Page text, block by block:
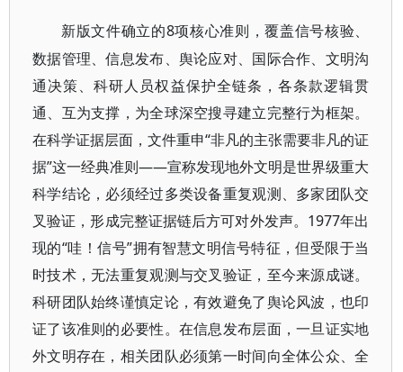
新版文件确立的8项核心准则，覆盖信号核验、
数据管理、信息发布、舆论应对、国际合作、文明沟
通决策、科研人员权益保护全链条，各条款逻辑贯
通、互为支撑，为全球深空搜寻建立完整行为框架。
在科学证据层面，文件重申“非凡的主张需要非凡的证
据”这一经典准则——宣称发现地外文明是世界级重大
科学结论，必须经过多类设备重复观测、多家团队交
叉验证，形成完整证据链后方可对外发声。1977年出
现的“哇！信号”拥有智慧文明信号特征，但受限于当
时技术，无法重复观测与交叉验证，至今来源成谜。
科研团队始终谨慎定论，有效避免了舆论风波，也印
证了该准则的必要性。在信息发布层面，一旦证实地
外文明存在，相关团队必须第一时间向全体公众、全